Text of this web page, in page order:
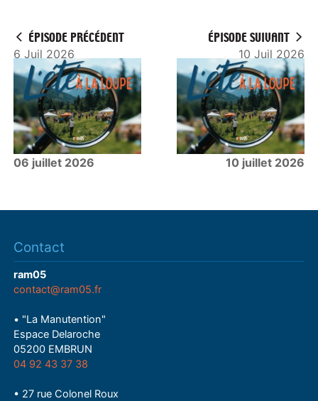
ÉPISODE PRÉCÉDENT
6 Juil 2026
06 juillet 2026
ÉPISODE SUIVANT
10 Juil 2026
10 juillet 2026
Contact
ram05
contact@ram05.fr
• "La Manutention"
Espace Delaroche
05200 EMBRUN
04 92 43 37 38
• 27 rue Colonel Roux